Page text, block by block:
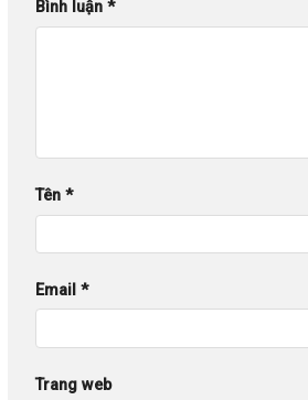
Bình luận *
Tên *
Email *
Trang web